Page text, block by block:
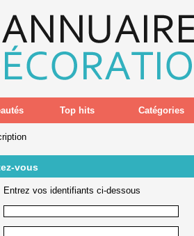
Top hits Catégories
vous
Entrez vos identifiants ci-dessous